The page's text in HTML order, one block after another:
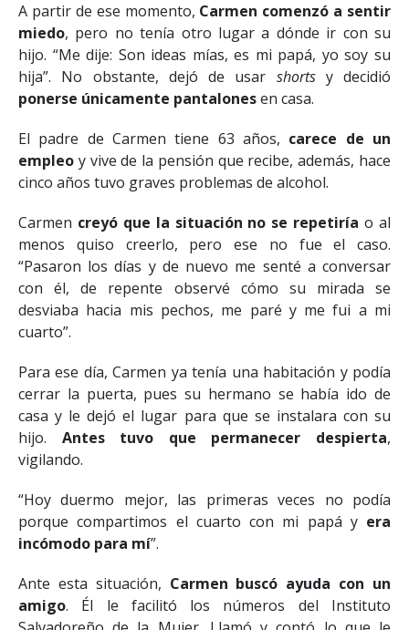
A partir de ese momento, Carmen comenzó a sentir
miedo, pero no tenía otro lugar a dónde ir con su
hijo. “Me dije: Son ideas mías, es mi papá, yo soy su
hija”. No obstante, dejó de usar shorts y decidió
ponerse únicamente pantalonesen casa.
El padre de Carmen tiene 63 años, carece de un
empleo y vive de la pensión que recibe, además, hace
cinco años tuvo graves problemas de alcohol.
Carmen creyó que la situación no se repetiría o al
menos quiso creerlo, pero ese no fue el caso.
“Pasaron los días y de nuevo me senté a conversar
con él, de repente observé cómo su mirada se
desviaba hacia mis pechos, me paré y me fui a mi
cuarto”.
Para ese día, Carmen ya tenía una habitación y podía
cerrar la puerta, pues su hermano se había ido de
casa y le dejó el lugar para que se instalara con su
hijo. Antes tuvo que permanecer despierta,
vigilando.
“Hoy duermo mejor, las primeras veces no podía
porque compartimos el cuarto con mi papá y era
incómodo para mí ”.
Ante esta situación, Carmen buscó ayuda con un
amigo. Él le facilitó los números del Instituto